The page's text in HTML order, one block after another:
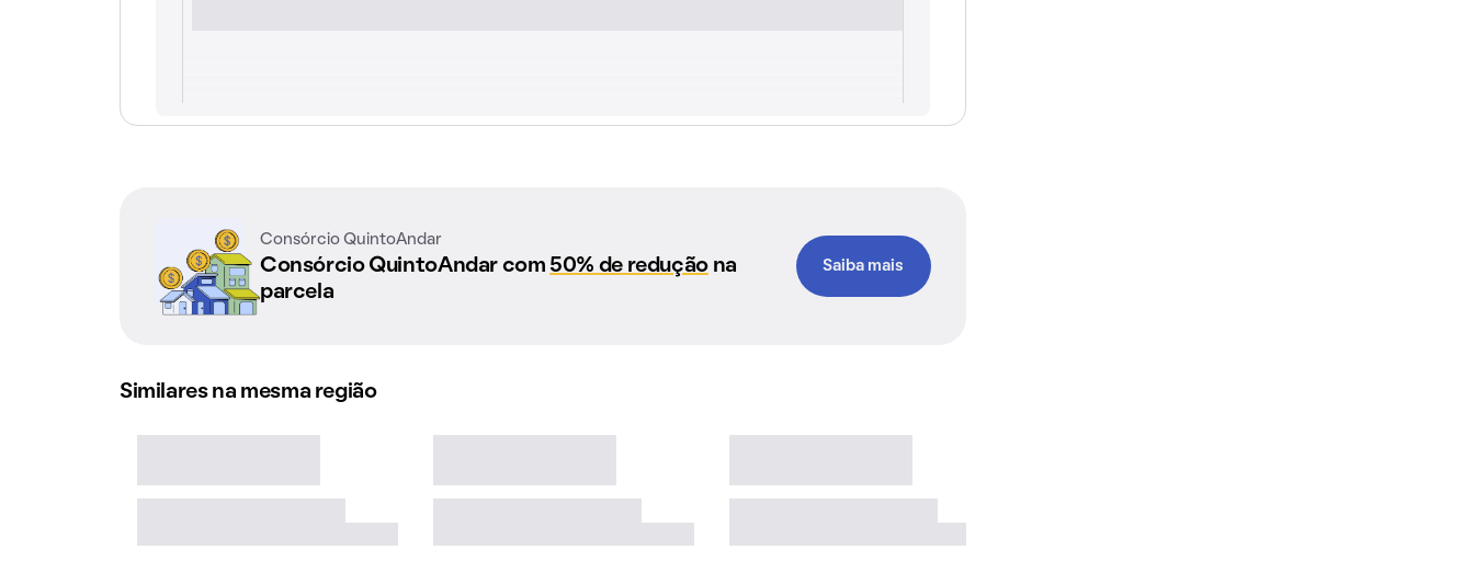
Consórcio QuintoAndar
Consórcio QuintoAndar com 50% de reduçãona
parcela
Saiba mais
Similares na mesma região